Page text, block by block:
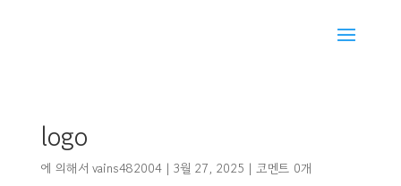
logo
에 의해서 vains482004| 3월 27, 2025 | 코멘트 0개